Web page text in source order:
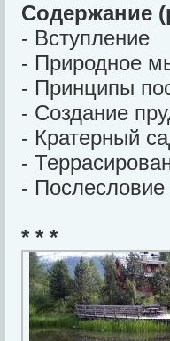
Содержание
- Вступление
- Природное
- Принципы
- Создание
- Кратерный
-
- Послесловие
* * *